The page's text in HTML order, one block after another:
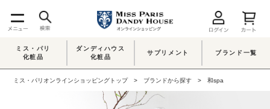
ミス・パリ
化粧品
ダンディハウス
化粧品
サプリメント ブランド一覧
ミス・パリオンラインショッピングトップ ブランドから探す 和spa